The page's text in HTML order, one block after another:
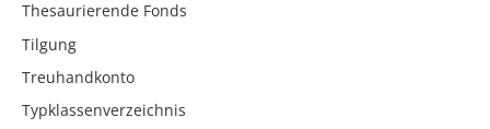
Thesaurierende Fonds
Tilgung
Treuhandkonto
Typklassenverzeichnis